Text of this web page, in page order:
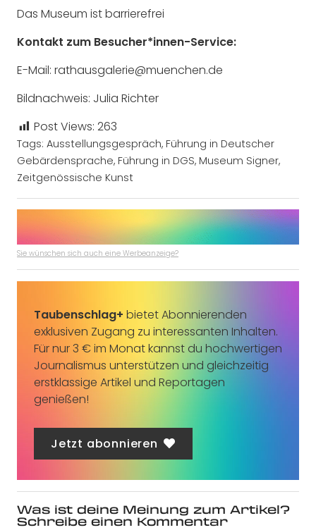
Das Museum ist barrierefrei
Kontakt zum Besucher*innen-Service:
E-Mail: rathausgalerie@muenchen.de
Bildnachweis: Julia Richter
Post Views: 263
Tags: Ausstellungsgespräch, Führung in Deutscher
Gebärdensprache, Führung in DGS, Museum Signer,
Zeitgenössische Kunst
Sie wünschen sich auch eine Werbeanzeige?
Taubenschlag+ bietet Abonnierenden
exklusiven Zugang zu interessanten Inhalten.
Für nur 3 € im Monat kannst du hochwertigen
Journalismus unterstützen und gleichzeitig
erstklassige Artikel und Reportagen
genießen!
Jetzt abonnieren
Was ist deine Meinung zum Artikel?
Schreibe einen Kommentar